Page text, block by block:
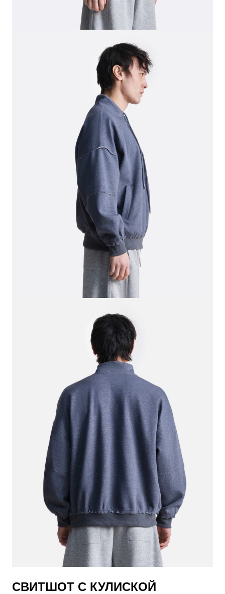
СВИТШОТ С КУЛИСКОЙ